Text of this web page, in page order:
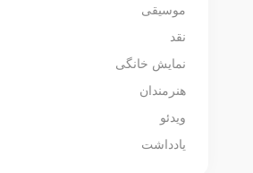
موسیقی
نقد
نمایش خانگی
هنرمندان
ویدئو
یادداشت